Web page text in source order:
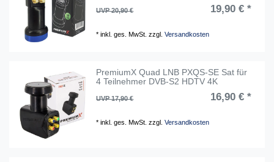
UVP 20,90 € 19,90 € *
*inkl. ges. MwSt. zzgl.Versandkosten
PremiumX Quad LNB PXQS-SE Sat für
4 Teilnehmer DVB-S2 HDTV 4K
UVP 17,90 € 16,90 € *
*inkl. ges. MwSt. zzgl.Versandkosten